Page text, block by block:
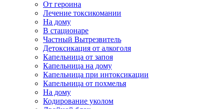
От героина
Лечение токсикомании
На дому
В стационаре
Частный Вытрезвитель
Детоксикация от алкоголя
Капельница от запоя
Капельница на дому
Капельница при интоксикации
Капельница от похмелья
На дому
Кодирование уколом